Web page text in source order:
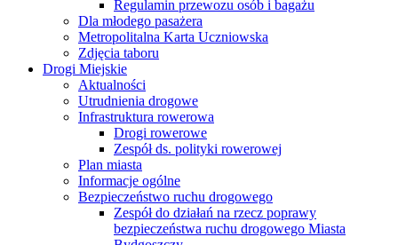
Regulamin przewozu osób i bagażu
Dla młodego pasażera
Metropolitalna Karta Uczniowska
Zdjęcia taboru
Drogi Miejskie
Aktualności
Utrudnienia drogowe
Infrastruktura rowerowa
Drogi rowerowe
Zespół ds. polityki rowerowej
Plan miasta
Informacje ogólne
Bezpieczeństwo ruchu drogowego
Zespół do działań na rzecz poprawy
bezpieczeństwa ruchu drogowego Miasta